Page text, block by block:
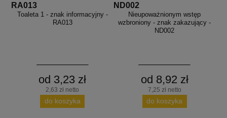
RA013
Toaleta 1 - znak informacyjny -
RA013
od 3,23 zł
2,63 zł netto
do koszyka
ND002
Nieupoważnionym wstęp
wzbroniony - znak zakazujący -
ND002
od 8,92 zł
7,25 zł netto
do koszyka